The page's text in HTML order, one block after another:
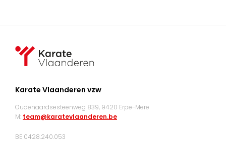
Karate Vlaanderen vzw
Oudenaardsesteenweg 839, 9420 Erpe-Mere
M: team@karatevlaanderen.be
BE 0428.240.053